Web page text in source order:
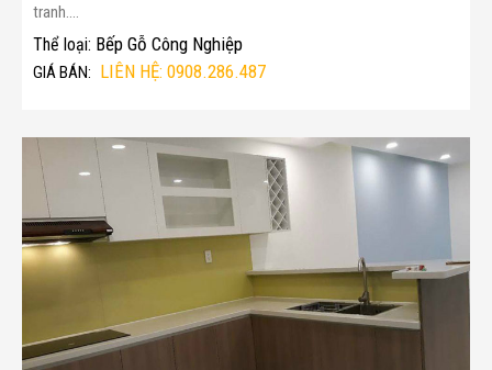
tranh....
Thể loại: Bếp Gỗ Công Nghiệp
GIÁ BÁN: LIÊN HỆ: 0908.286.487